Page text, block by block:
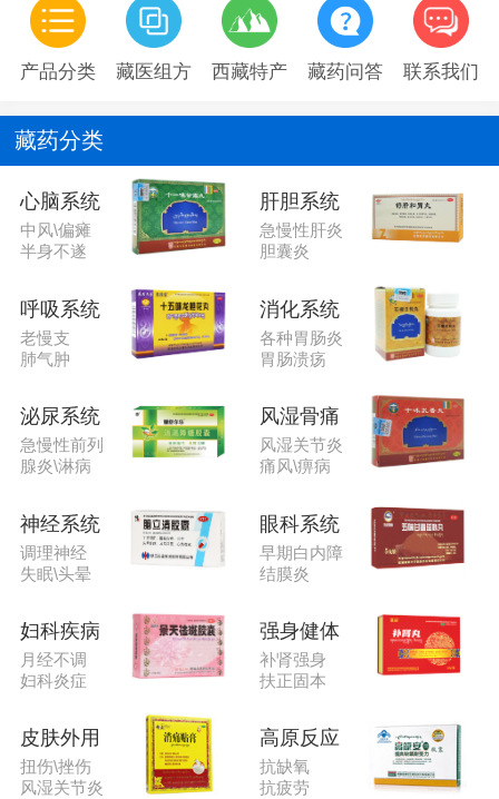
产品分类 藏医组方 西藏特产 藏药问答 联系我们
藏药分类
心脑系统
中风\偏瘫
半身不遂
肝胆系统
急慢性肝炎
胆囊炎
呼吸系统
老慢支
肺气肿
消化系统
各种胃肠炎
胃肠溃疡
泌尿系统
急慢性前列
腺炎\淋病
风湿骨痛
风湿关节炎
痛风\痹病
神经系统
调理神经
失眠\头晕
眼科系统
早期白内障
结膜炎
妇科疾病
月经不调
妇科炎症
强身健体
补肾强身
扶正固本
皮肤外用
扭伤\挫伤
风湿关节炎
高原反应
抗缺氧
抗疲劳